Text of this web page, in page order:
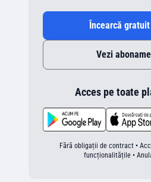
Încearcă
Vezi
Acces pe toate
Fără obligații de contract •
funcționalitățile •